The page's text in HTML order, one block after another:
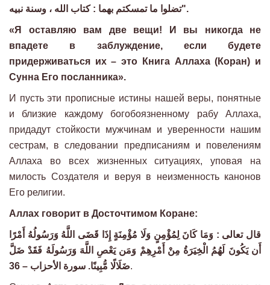
تضلوا ما تمسكتم بهما : كتاب الله ، وسنة نبيه".
«Я оставляю вам две вещи! И вы никогда не
впадете в заблуждение, если будете
придерживаться их – это Книга Аллаха (Коран) и
Сунна Его посланника».
И пусть эти прописные истины нашей веры, понятные
и близкие каждому богобоязненному рабу Аллаха,
придадут стойкости мужчинам и уверенности нашим
сестрам, в следовании предписаниям и повелениям
Аллаха во всех жизненных ситуациях, уповая на
милость Создателя и веруя в неизменность канонов
Его религии.
Аллах говорит в Досточтимом Коране:
قال تعالى : وَمَا كَانَ لِمُؤْمِنٍ وَلَا مُؤْمِنَةٍ إِذَا قَضَى اللَّهُ وَرَسُولُهُ أَمْرًا
أَن يَكُونَ لَهُمُ الْخِيَرَةُ مِنْ أَمْرِهِمْ وَمَن يَعْصِ اللَّهَ وَرَسُولَهُ فَقَدْ ضَلَّ
ضَلَالًا مُّبِينًا. سورة الأحزاب – 36.